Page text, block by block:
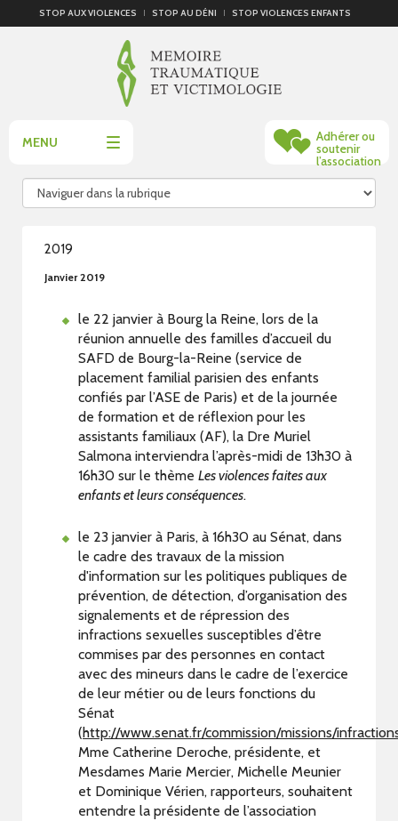
STOP AUX VIOLENCES STOP AU DÉNI STOP VIOLENCES ENFANTS
Adhérer ou
soutenir
l’association
MENU
2019
Janvier 2019
le 22 janvier à Bourg la Reine, lors de la
réunion annuelle des familles d’accueil du
SAFD de Bourg-la-Reine (service de
placement familial parisien des enfants
confiés par l’ASE de Paris) et de la journée
de formation et de réflexion pour les
assistants familiaux (AF), la Dre Muriel
Salmona interviendra l’après-midi de 13h30 à
16h30 sur le thème Les violences faites aux
enfants et leurs conséquences.
le 23 janvier à Paris, à 16h30 au Sénat, dans
le cadre des travaux de la mission
d'information sur les politiques publiques de
prévention, de détection, d’organisation des
signalements et de répression des
infractions sexuelles susceptibles d’être
commises par des personnes en contact
avec des mineurs dans le cadre de l’exercice
de leur métier ou de leurs fonctions du
Sénat
(http://www.senat.fr/commission/missions/
Mme Catherine Deroche, présidente, et
Mesdames Marie Mercier, Michelle Meunier
et Dominique Vérien, rapporteurs, souhaitent
entendre la présidente de l’association